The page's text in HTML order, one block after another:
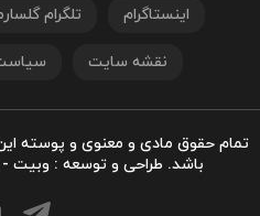
اینستاگرام تلگرام
نقشه سایت
تمام حقوق مادی و معنوی و پوسته
باشد. طراحی و توسعه : وبیت